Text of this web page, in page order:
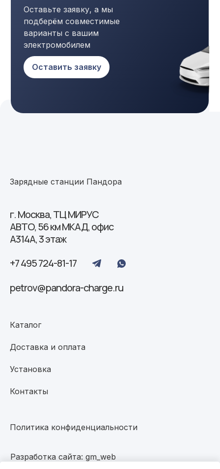
Зарядные станции Пандора
Оставить заявку
Оставьте заявку, а мы
подберём совместимые
варианты с вашим
электромобилем
г. Москва, ТЦ МИРУС
АВТО, 56 км МКАД, офис
А314А, 3 этаж
+7 495 724-81-17
petrov@pandora-charge.ru
Политика конфиденциальности
Каталог
Доставка и оплата
Установка
Контакты
Разработка сайта: gm_web